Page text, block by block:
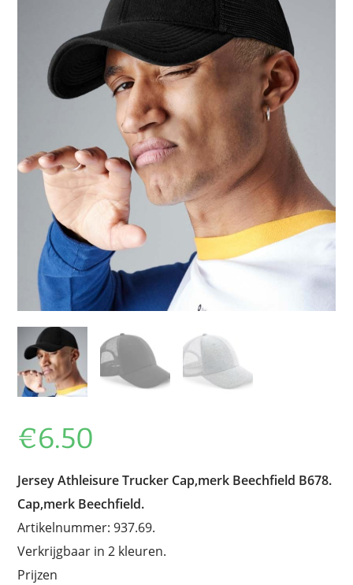
€6.50
Jersey Athleisure Trucker Cap,merk Beechfield B678.
Cap,merk Beechfield.
Artikelnummer: 937.69.
Verkrijgbaar in 2 kleuren.
Prijzen